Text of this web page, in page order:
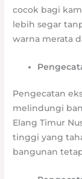
cocok bagi
lebih segar
warna merata
Pengecatan
melindungi
Elang Timur
tinggi yang
bangunan